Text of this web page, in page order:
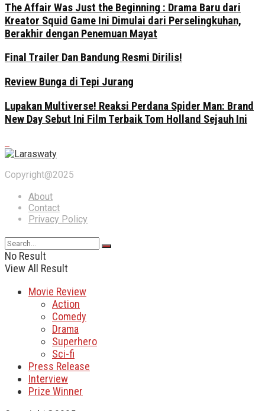
The Affair Was Just the Beginning : Drama Baru dari
Kreator Squid Game Ini Dimulai dari Perselingkuhan,
Berakhir dengan Penemuan Mayat
Final Trailer Dan Bandung Resmi Dirilis!
Review Bunga di Tepi Jurang
Lupakan Multiverse! Reaksi Perdana Spider Man: Brand
New Day Sebut Ini Film Terbaik Tom Holland Sejauh Ini
Copyright@2025
About
Contact
Privacy Policy
No Result
View All Result
Movie Review
Action
Comedy
Drama
Superhero
Sci-fi
Press Release
Interview
Prize Winner